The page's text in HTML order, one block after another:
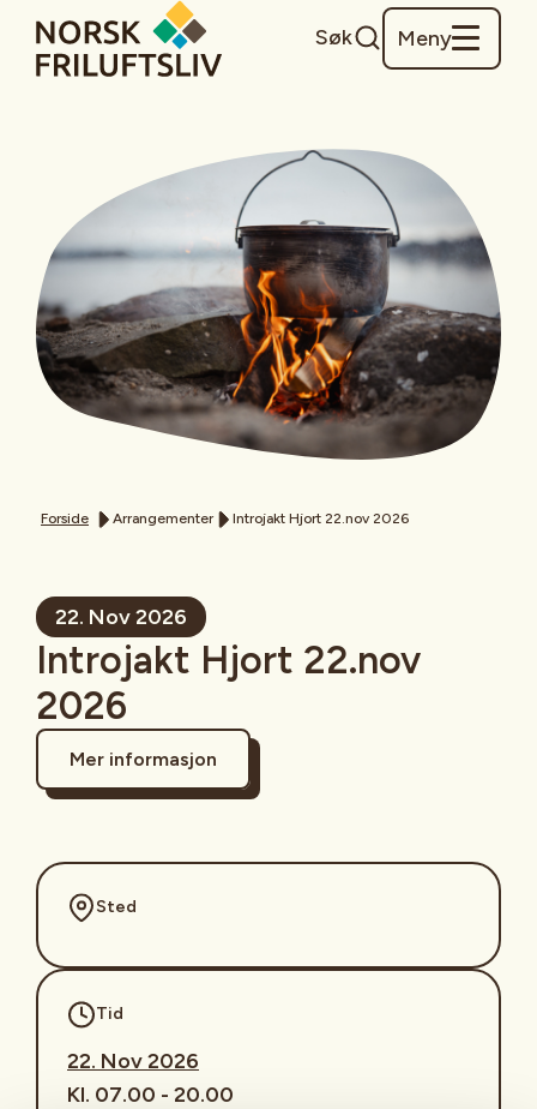
Søk Meny
Forside Arrangementer Introjakt Hjort 22.nov 2026
22. Nov 2026
Introjakt Hjort 22.nov
2026
Mer informasjon
Sted
Tid
22. Nov 2026
Kl. 07.00 - 20.00